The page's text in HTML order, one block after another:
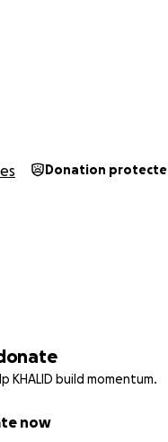
KHALID build momentum.
now
Donation